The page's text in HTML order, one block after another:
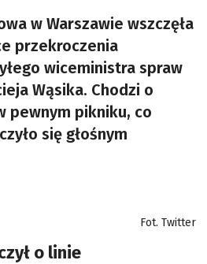
w Warszawie wszczęła
przekroczenia
wiceministra spraw
Wąsika. Chodzi o
pewnym pikniku, co
się głośnym
Fot. Twitter
o linie